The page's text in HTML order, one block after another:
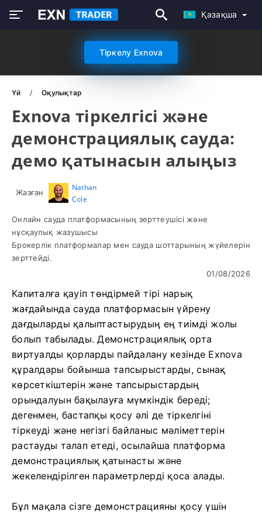
Қазақша
Тіркелу Exnova
Үй Оқулықтар
Exnova тіркелгісі және
демонстрациялық сауда:
демо қатынасын алыңыз
Жазған
Nathan
Cole
Онлайн сауда платформасының зерттеушісі және
нұсқаулық жазушысы
Брокерлік платформалар мен сауда шоттарының жүйелерін
зерттейді.
01/08/2026
Капиталға қауіп төндірмей тірі нарық
жағдайында сауда платформасын үйрену
дағдыларды қалыптастырудың ең тиімді жолы
болып табылады. Демонстрациялық орта
виртуалды қорларды пайдалану кезінде Exnova
құралдары бойынша тапсырыстарды, сынақ
көрсеткіштерін және тапсырыстардың
орындалуын бақылауға мүмкіндік береді;
дегенмен, бастапқы қосу әлі де тіркелгіні
тіркеуді және негізгі байланыс мәліметтерін
растауды талап етеді, осылайша платформа
демонстрациялық қатынасты және
жекелендірілген параметрлерді қоса алады.
Бұл мақала сізге демонстрацияны қосу үшін